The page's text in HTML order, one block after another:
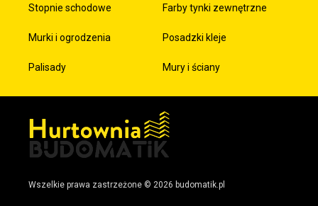
Stopnie schodowe
Murki i ogrodzenia
Palisady
Farby tynki zewnętrzne
Posadzki kleje
Mury i ściany
Wszelkie prawa zastrzeżone © 2026 budomatik.pl